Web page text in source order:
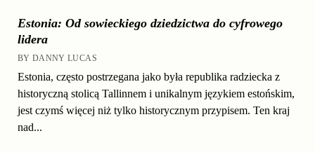
Estonia: Od sowieckiego dziedzictwa do cyfrowego
lidera
BY DANNY LUCAS
Estonia, często postrzegana jako była republika radziecka z
historyczną stolicą Tallinnem i unikalnym językiem estońskim,
jest czymś więcej niż tylko historycznym przypisem. Ten kraj
nad...